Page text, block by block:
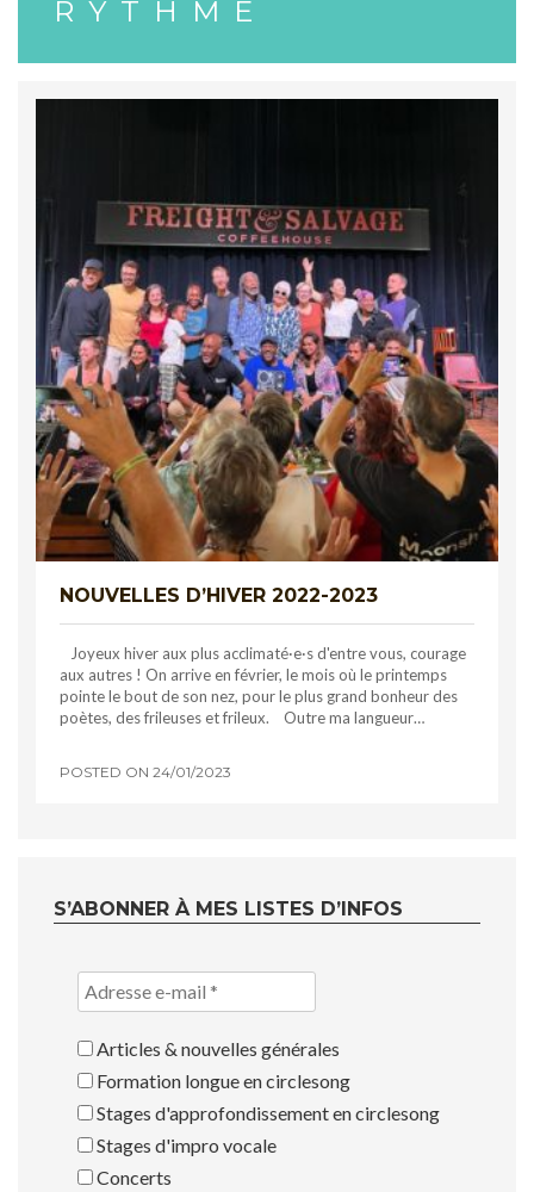
RYTHME
NOUVELLES D’HIVER 2022-2023
Joyeux hiver aux plus acclimaté·e·s d'entre vous, courage
aux autres ! On arrive en février, le mois où le printemps
pointe le bout de son nez, pour le plus grand bonheur des
poètes, des frileuses et frileux. Outre ma langueur…
POSTED ON 24/01/2023
S’ABONNER À MES LISTES D’INFOS
Articles & nouvelles générales
Formation longue en circlesong
Stages d'approfondissement en circlesong
Stages d'impro vocale
Concerts